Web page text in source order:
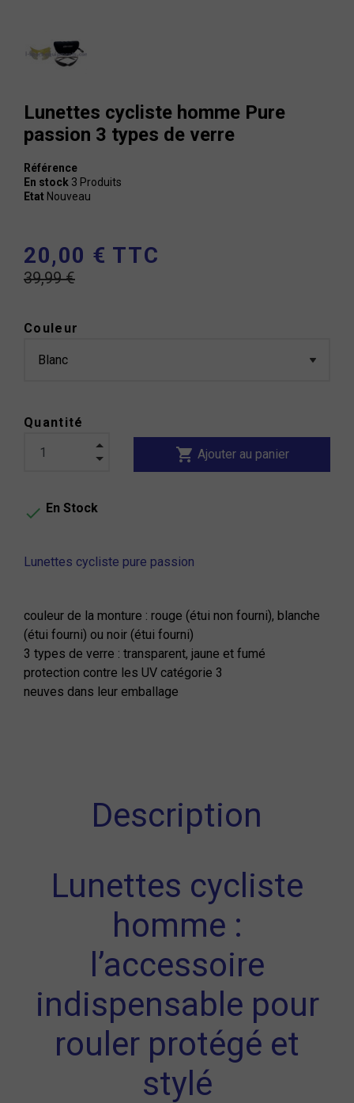
Lunettes cycliste homme Pure
passion 3 types de verre
Référence
En stock 3 Produits
Etat Nouveau
20,00 € TTC
39,99 €
Couleur
Quantité
shopping_cart Ajouter au panier
 En Stock
Lunettes cycliste pure passion
couleur de la monture : rouge (étui non fourni), blanche
(étui fourni) ou noir (étui fourni)
3 types de verre : transparent, jaune et fumé
protection contre les UV catégorie 3
neuves dans leur emballage
Description
Lunettes cycliste
homme :
l’accessoire
indispensable pour
rouler protégé et
stylé